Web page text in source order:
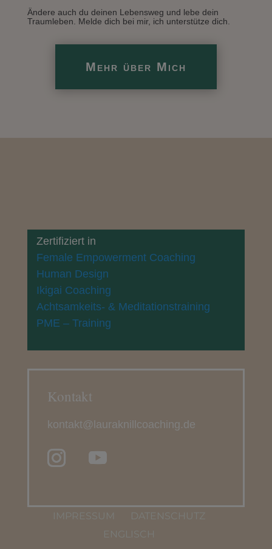
Ändere auch du deinen Lebensweg und lebe dein
Traumleben. Melde dich bei mir, ich unterstütze dich.
Mehr über Mich
Zertifiziert in
Female Empowerment Coaching
Human Design
Ikigai Coaching
Achtsamkeits- & Meditationstraining
PME – Training
Kontakt
kontakt@lauraknillcoaching.de
IMPRESSUM
DATENSCHUTZ
ENGLISCH